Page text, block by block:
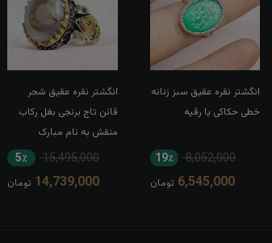
انگشتر نقره عقیق سبز زنانه
خطی حکاکی یا رقیه
8,052,000 19٪
6,545,000 تومان
انگشتر نقره عقیق شجر
قائن تاج برنجی بغل رکاب
منقش به نام مبارک
امیرالمومنین
15,495,000 5٪
14,739,000 تومان